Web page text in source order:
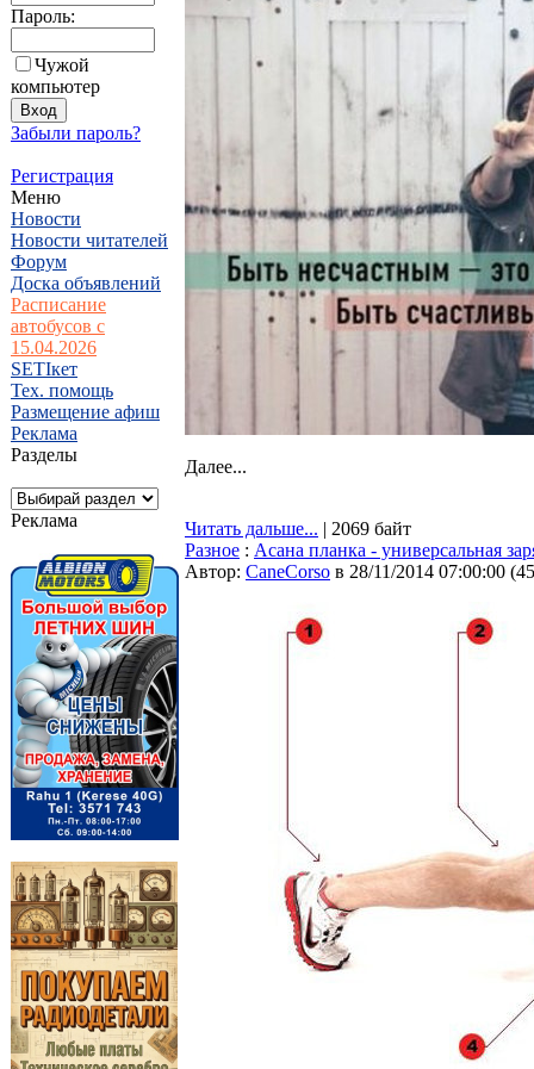
Пароль:
Чужой
компьютер
Забыли пароль?
Регистрация
Меню
Новости
Новости читателей
Форум
Доска объявлений
Расписание
автобусов с
15.04.2026
SETIкет
Тех. помощь
Размещение афиш
Реклама
Разделы
Реклама
Далее...
Читать дальше... | 2069 байт
Разное : Асана планка - универсальная
Автор: CaneCorso в 28/11/2014 07:00:00 (